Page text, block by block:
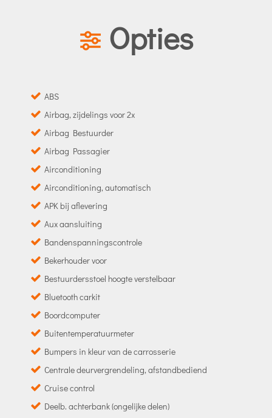
Opties
ABS
Airbag, zijdelings voor 2x
Airbag Bestuurder
Airbag Passagier
Airconditioning
Airconditioning, automatisch
APK bij aflevering
Aux aansluiting
Bandenspanningscontrole
Bekerhouder voor
Bestuurdersstoel hoogte verstelbaar
Bluetooth carkit
Boordcomputer
Buitentemperatuurmeter
Bumpers in kleur van de carrosserie
Centrale deurvergrendeling, afstandbediend
Cruise control
Deelb. achterbank (ongelijke delen)